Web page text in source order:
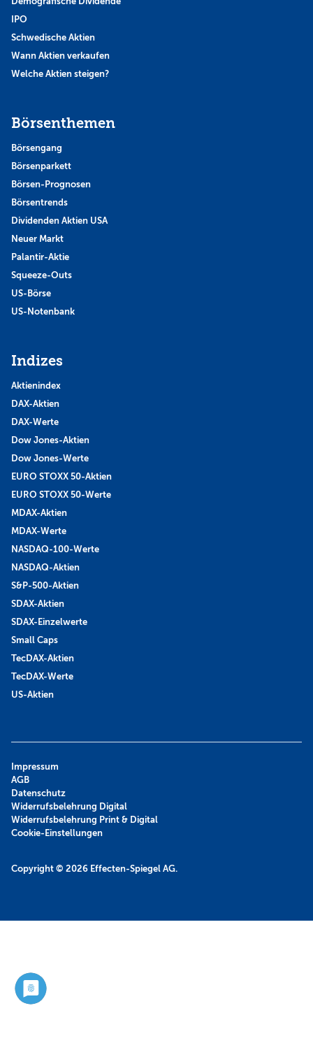
IPO
Schwedische Aktien
Wann Aktien verkaufen
Welche Aktien steigen?
Börsenthemen
Börsengang
Börsenparkett
Börsen-Prognosen
Börsentrends
Dividenden Aktien USA
Neuer Markt
Palantir-Aktie
Squeeze-Outs
US-Börse
US-Notenbank
Indizes
Aktienindex
DAX-Aktien
DAX-Werte
Dow Jones-Aktien
Dow Jones-Werte
EURO STOXX 50-Aktien
EURO STOXX 50-Werte
MDAX-Aktien
MDAX-Werte
NASDAQ-100-Werte
NASDAQ-Aktien
S&P-500-Aktien
SDAX-Aktien
SDAX-Einzelwerte
Small Caps
TecDAX-Aktien
TecDAX-Werte
US-Aktien
Copyright © 2026 Effecten-Spiegel AG.
Impressum
AGB
Datenschutz
Widerrufsbelehrung Digital
Widerrufsbelehrung Print & Digital
Cookie-Einstellungen